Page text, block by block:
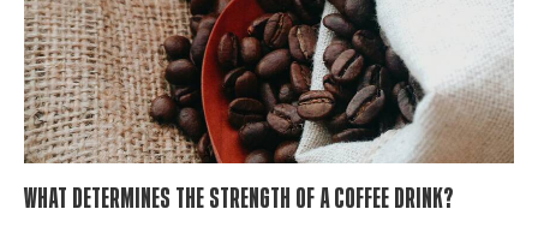
What Determines the Strength of a Coffee Drink?